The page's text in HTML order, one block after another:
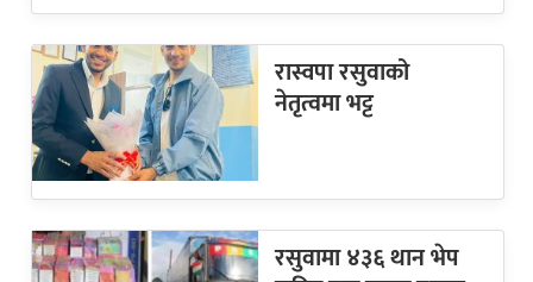
रास्वपा रसुवाको
नेतृत्वमा भट्ट
रसुवामा ४३६ थान भेप